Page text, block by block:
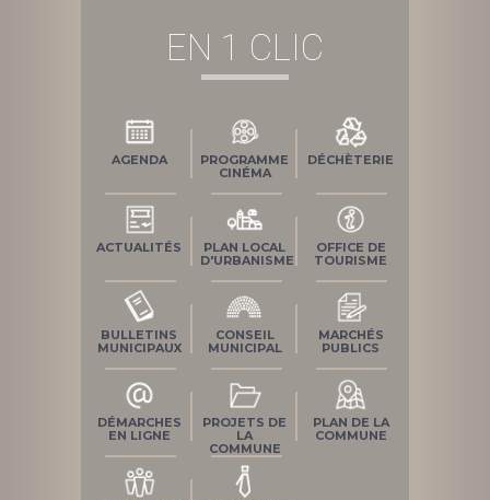
EN 1 CLIC
AGENDA
PROGRAMME
CINÉMA
DÉCHÈTERIE
ACTUALITÉS
PLAN LOCAL
D'URBANISME
OFFICE DE
TOURISME
BULLETINS
MUNICIPAUX
CONSEIL
MUNICIPAL
MARCHÉS
PUBLICS
DÉMARCHES
EN LIGNE
PROJETS DE
LA
COMMUNE
PLAN DE LA
COMMUNE